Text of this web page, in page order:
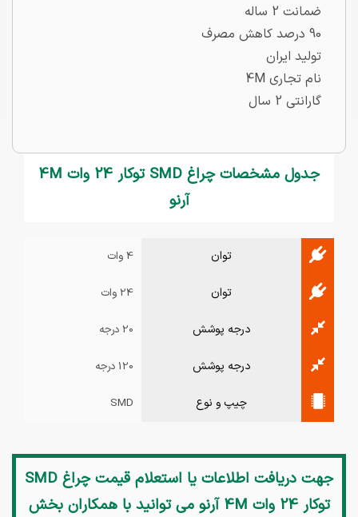
ضمانت 2 ساله
90 درصد کاهش مصرف
تولید ایران
نام تجاری 4M
گارانتی 2 سال
جدول مشخصات چراغ SMD توکار 24 وات 4M
آرنو
توان 4 وات
توان 24 وات
درجه پوشش 20 درجه
درجه پوشش 120 درجه
چیپ و نوع SMD
جهت دریافت اطلاعات یا استعلام قیمت
چراغ SMD
توکار 24 وات 4M آرنو
می توانید با همکاران بخش